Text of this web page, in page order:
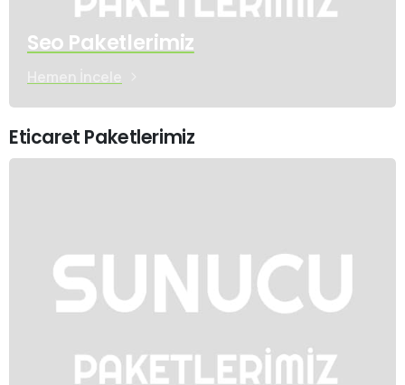
Seo Paketlerimiz
Eticaret Paketlerimiz